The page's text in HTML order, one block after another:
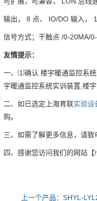
输出， 8 点、 IO/DO 输入，
信号方式；干触点 /0-20MA/
友情提示：
一、⑴确认 楼宇暖通监控系
宇暖通监控系统实训装置,楼
二、如已选定上海育联实验设
购。
三、如需了解更多信息，请
四、感谢您访问我们的网站【
上一个产品：SHYL-